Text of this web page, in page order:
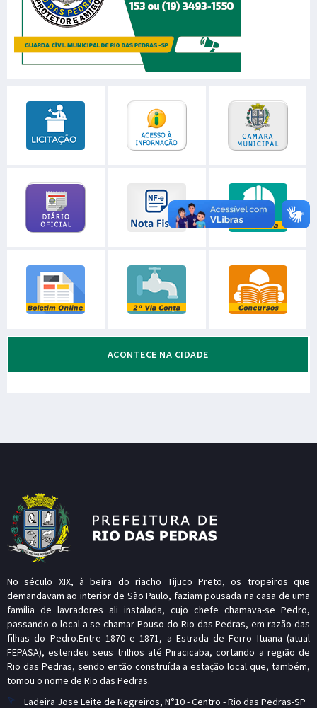
ACONTECE NA CIDADE
No século XIX, à beira do riacho Tijuco Preto, os tropeiros que
demandavam ao interior de São Paulo, faziam pousada na casa de uma
família de lavradores ali instalada, cujo chefe chamava-se Pedro,
passando o local a se chamar Pouso do Rio das Pedras, em razão das
filhas do Pedro.Entre 1870 e 1871, a Estrada de Ferro Ituana (atual
FEPASA), estendeu seus trilhos até Piracicaba, cortando a região de
Rio das Pedras, sendo então construída a estação local que, também,
tomou o nome de Rio das Pedras.
Ladeira Jose Leite de Negreiros, N°10 - Centro - Rio das Pedras-SP